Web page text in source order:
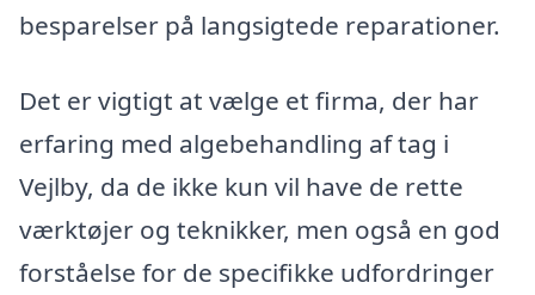
besparelser på langsigtede reparationer.
Det er vigtigt at vælge et firma, der har
erfaring med algebehandling af tag i
Vejlby, da de ikke kun vil have de rette
værktøjer og teknikker, men også en god
forståelse for de specifikke udfordringer